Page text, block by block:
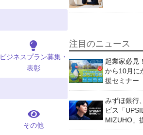
ビジネスプラン募集・
表彰
その他
注目のニュース
起業家必見
から10月に
援セミナー
みずほ銀行
ビス「
MIZUHO」